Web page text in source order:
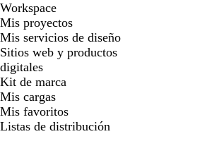
Workspace
Mis proyectos
Mis servicios de diseño
Sitios web y productos
digitales
Kit de marca
Mis cargas
Mis favoritos
Listas de distribución